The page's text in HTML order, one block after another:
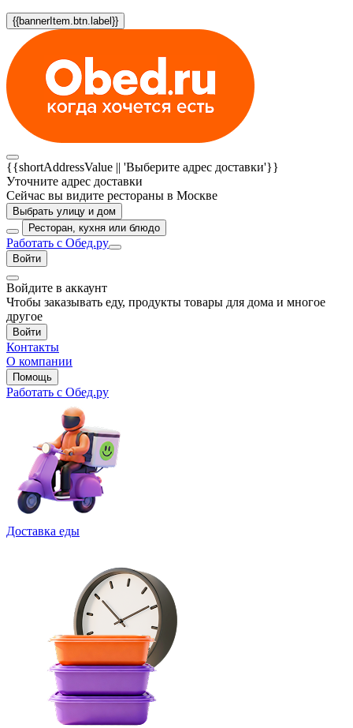
{{bannerItem.btn.label}}
{{shortAddressValue || 'Выберите адрес доставки'}}
Уточните адрес доставки
Сейчас вы видите рестораны в Москве
Выбрать улицу и дом
Ресторан, кухня или блюдо
Работать с Обед.ру
Войти
Войдите в аккаунт
Чтобы заказывать еду, продукты товары для дома и многое
другое
Войти
Контакты
О компании
Помощь
Работать с Обед.ру
Доставка еды